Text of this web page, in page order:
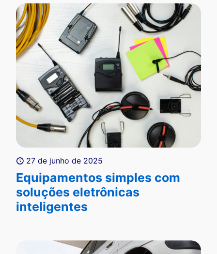
27 de junho de 2025
Equipamentos simples com
soluções eletrônicas
inteligentes